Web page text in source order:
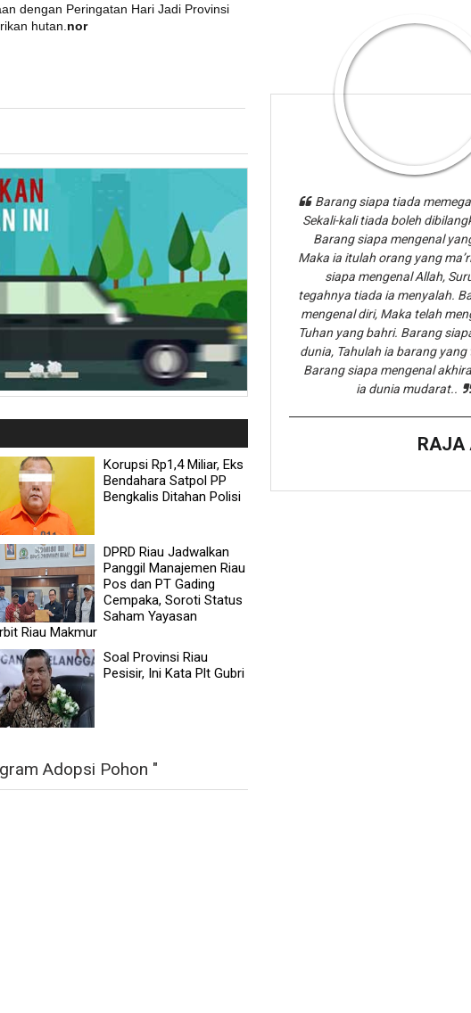
dengan Peringatan Hari Jadi Provinsi
hutan. nor
Korupsi Rp1,4 Miliar, Eks
Bendahara Satpol PP
Bengkalis Ditahan Polisi
DPRD Riau Jadwalkan
Panggil Manajemen Riau
Pos dan PT Gading
Cempaka, Soroti Status
Saham Yayasan
Riau Makmur
Soal Provinsi Riau
Pesisir, Ini Kata Plt Gubri
Adopsi Pohon "
Barang siapa tiada
Sekali-kali tiada boleh
Barang siapa mengenal
Maka ia itulah orang yang
siapa mengenal Allah,
tegahnya tiada ia menyalah.
mengenal diri, Maka telah
Tuhan yang bahri. Barang
dunia, Tahulah ia barang yang
Barang siapa mengenal
ia dunia mudarat..
RAJA